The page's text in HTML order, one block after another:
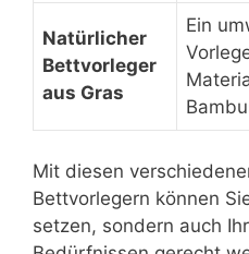
Natürlicher
Bettvorleger
aus Gras
Ein
Mit diesen
Bettvorlegern können
setzen, sondern auch